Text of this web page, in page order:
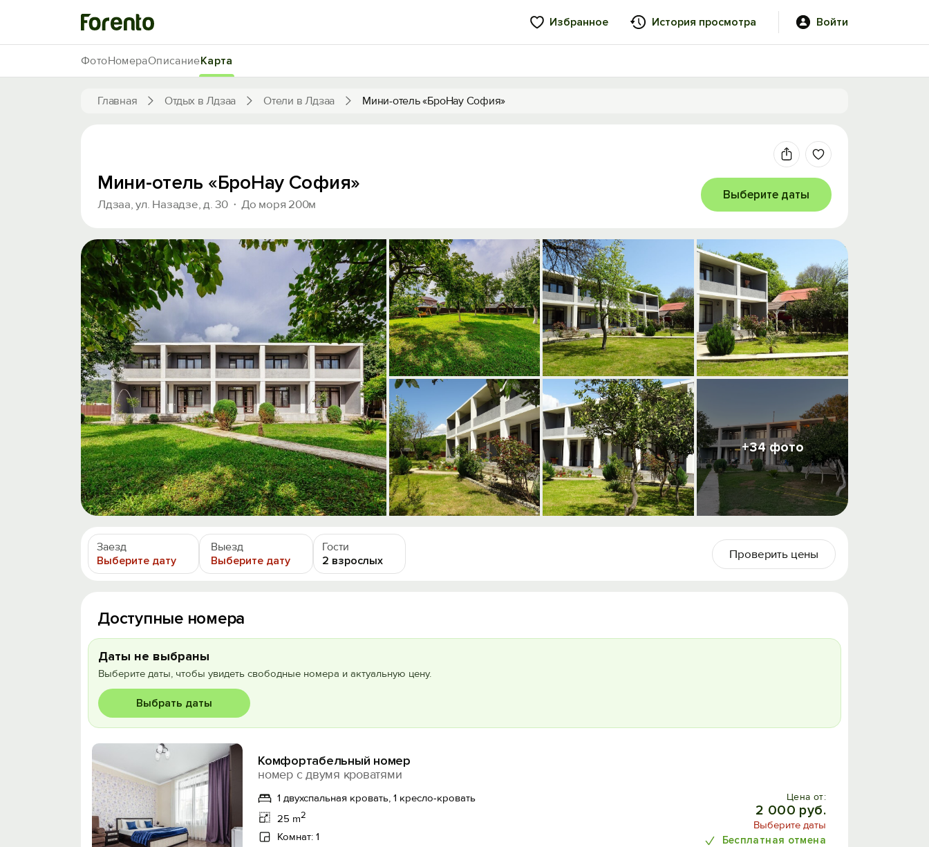
Избранное История просмотра Войти
Главная Отдых в Лдзаа Отели в Лдзаа Мини-отель «БроНау София»
ФотоНомераОписаниеКарта
+34 фото
Мини-отель «БроНау София»
Лдзаа, ул. Назадзе, д. 30 До моря 200м
Выберите даты
Заезд
Выберите дату
Выезд
Выберите дату
Гости
2 взрослых
Проверить цены
Доступные номера
Даты не выбраны
Выберите даты, чтобы увидеть свободные номера и актуальную цену.
Выбрать даты
Комфортабельный номер
номер с двумя кроватями
1 двухспальная кровать, 1 кресло-кровать
25 m2
Комнат: 1
Цена от:
2 000 руб.
Выберите даты
Бесплатная отмена